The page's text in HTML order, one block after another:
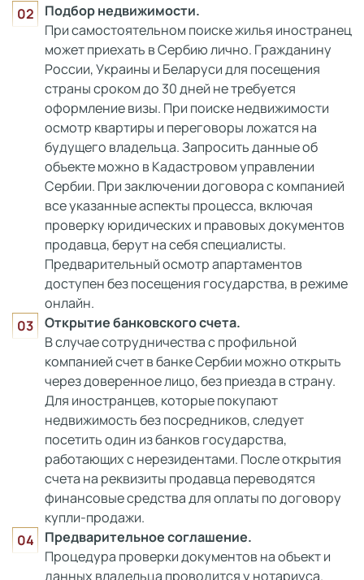
Подбор недвижимости.
При самостоятельном поиске жилья иностранец
может приехать в Сербию лично. Гражданину
России, Украины и Беларуси для посещения
страны сроком до 30 дней не требуется
оформление визы. При поиске недвижимости
осмотр квартиры и переговоры ложатся на
будущего владельца. Запросить данные об
объекте можно в Кадастровом управлении
Сербии. При заключении договора с компанией
все указанные аспекты процесса, включая
проверку юридических и правовых документов
продавца, берут на себя специалисты.
Предварительный осмотр апартаментов
доступен без посещения государства, в режиме
онлайн.
Открытие банковского счета.
В случае сотрудничества с профильной
компанией счет в банке Сербии можно открыть
через доверенное лицо, без приезда в страну.
Для иностранцев, которые покупают
недвижимость без посредников, следует
посетить один из банков государства,
работающих с нерезидентами. После открытия
счета на реквизиты продавца переводятся
финансовые средства для оплаты по договору
купли-продажи.
Предварительное соглашение.
Процедура проверки документов на объект и
данных владельца проводится у нотариуса.